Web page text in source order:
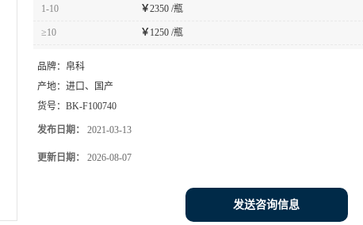
1-10 ￥2350 /瓶
≥10 ￥1250 /瓶
品牌： 帛科
产地： 进口、国产
货号： BK-F100740
发布日期： 2021-03-13
更新日期： 2026-08-07
发送咨询信息